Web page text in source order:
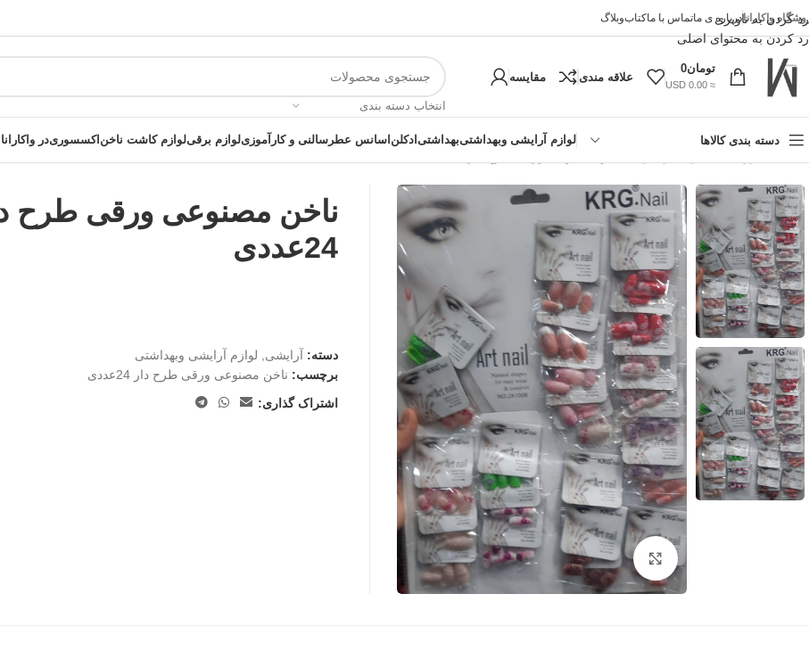
رد کردن به ناوبری
رد کردن به محتوای اصلی
واکارانادرباره ی ماتماس با ماکتابوبلاگ
تومان0
≈ 0.00 USD
علاقه مندی مقایسه
انتخاب دسته بندی
دسته بندی کالاها لوازم آرایشی وبهداشتیبهداشتی ادکلن اسانس عطر سالنی و کارآموزیلوازم برقیلوازم کاشت ناخن اکسسوریدر
بزرگنمایی تصویر
ناخن مصنوعی ورقی طرح
24عددی
دسته: آرایشی
لوازم آرایشی وبهداشتی
برچسب: ناخن مصنوعی ورقی طرح دار 24عددی
اشتراک گذاری: